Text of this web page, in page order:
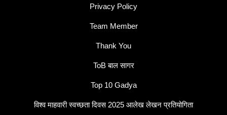
Privacy Policy
Team Member
Thank You
ToB बाल सागर
Top 10 Gadya
विश्व माहवारी स्वच्छता दिवस 2025 आलेख लेखन प्रतियोगिता